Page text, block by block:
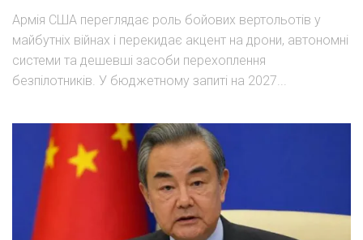
Армія США переглядає роль бойових вертольотів у
майбутніх війнах і перекидає акцент на дрони, автономні
системи та дешевші засоби перехоплення
безпілотників. У бюджетному запиті на 2027...